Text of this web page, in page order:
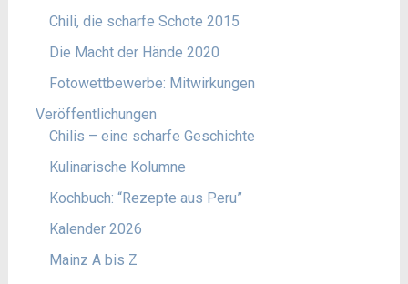
Chili, die scharfe Schote 2015
Die Macht der Hände 2020
Fotowettbewerbe: Mitwirkungen
Veröffentlichungen
Chilis – eine scharfe Geschichte
Kulinarische Kolumne
Kochbuch: “Rezepte aus Peru”
Kalender 2026
Mainz A bis Z